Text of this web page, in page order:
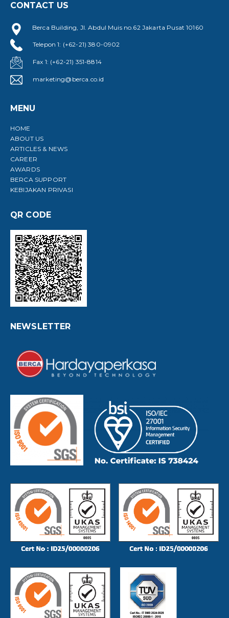
CONTACT US
Berca Building, Jl. Abdul Muis no.62 Jakarta Pusat 10160
Telepon 1: (+62-21) 380-0902
Fax 1: (+62-21) 351-8814
marketing@berca.co.id
MENU
HOME
ABOUT US
ARTICLES & NEWS
CAREER
AWARDS
BERCA SUPPORT
KEBIJAKAN PRIVASI
QR CODE
NEWSLETTER